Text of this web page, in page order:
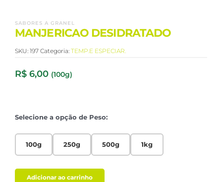
SABORES A GRANEL
MANJERICAO DESIDRATADO
SKU: 197 Categoria: TEMP.E ESPECIAR.
R$ 6,00 (100g)
Selecione a opção de Peso:
100g 250g 500g 1kg
Adicionar ao carrinho